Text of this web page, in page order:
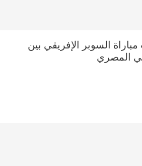
السوبر الإفريقي بين
المصري